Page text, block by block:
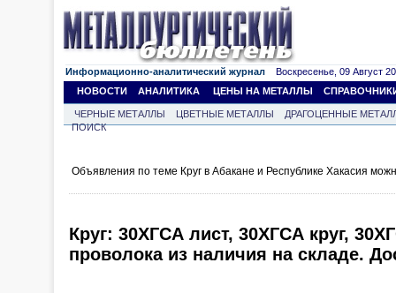
Информационно-аналитический журнал Воскресенье, 09 Август
НОВОСТИ
АНАЛИТИКА ЦЕНЫ НА МЕТАЛЛЫ
ЧЕРНЫЕ МЕТАЛЛЫ ЦВЕТНЫЕ МЕТАЛЛЫ
ДРАГОЦЕННЫЕ
ПОИСК
Объявления по теме Круг в Абакане и Республике Хакасия
Круг: 30ХГСА лист, 30ХГСА круг,
проволока из наличия на складе.